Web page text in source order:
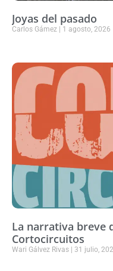
Joyas del pasado
Carlos Gámez 1 agosto, 2026
La narrativa breve
Cortocircuitos
Wari Gálvez Rivas 31 julio,